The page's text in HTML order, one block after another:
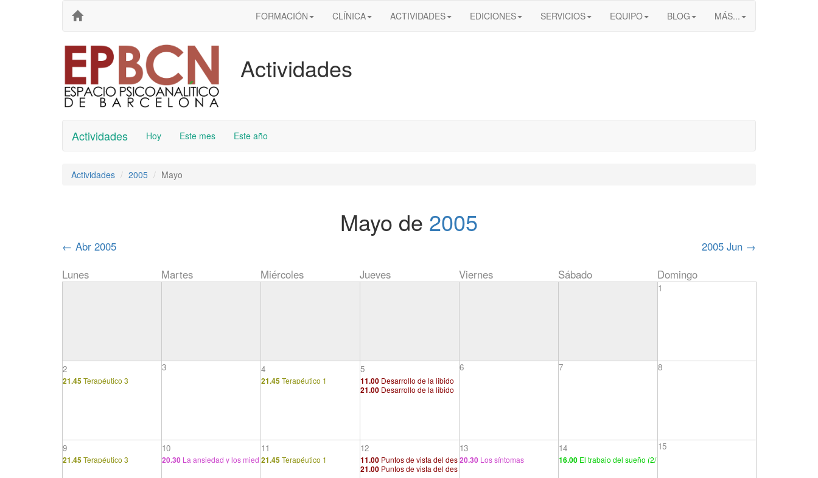
FORMACIÓN CLÍNICA ACTIVIDADES EDICIONES SERVICIOS EQUIPO BLOG MÁS...
Actividades
Actividades Hoy Este mes Este año
Actividades 2005 Mayo
Mayo de 2005
← Abr 2005 2005 Jun →
Lunes
Martes Miércoles Jueves Viernes Sábado Domingo
1
2
21.45Terapéutico 3
3 4
21.45Terapéutico 1
5
11.00 Desarrollo de la libido
y organizaciones sexuales
21.00 Desarrollo de la libido
6 7 8
9
21.45Terapéutico 3
10
20.30 La ansiedad y los mied
11
21.45Terapéutico 1
12
11.00 Puntos de vista del des
arrollo y la regresión. Etiologí
21.00 Puntos de vista del des
13
20.30 Los síntomas
14
16.00 El trabajo del sueño (2/
15